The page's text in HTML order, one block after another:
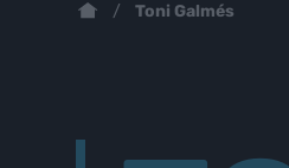
Toni Galmés